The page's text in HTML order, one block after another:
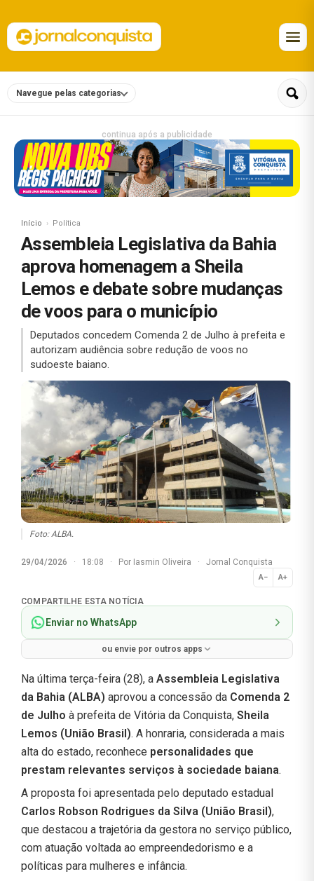
Navegue pelas categorias
continua após a publicidade
Início Política
Assembleia Legislativa da Bahia
aprova homenagem a Sheila
Lemos e debate sobre mudanças
de voos para o município
Deputados concedem Comenda 2 de Julho à prefeita e
autorizam audiência sobre redução de voos no
sudoeste baiano.
Foto: ALBA.
29/04/2026 · 18:08 · Por Iasmin Oliveira · Jornal Conquista
A− A+
Normal
COMPARTILHE ESTA NOTÍCIA
Enviar no WhatsApp
ou envie por outros apps
Na última terça-feira (28), a Assembleia Legislativa
da Bahia (ALBA) aprovou a concessão da Comenda 2
de Julho à prefeita de Vitória da Conquista, Sheila
Lemos (União Brasil). A honraria, considerada a mais
alta do estado, reconhece personalidades que
prestam relevantes serviços à sociedade baiana.
A proposta foi apresentada pelo deputado estadual
Carlos Robson Rodrigues da Silva (União Brasil),
que destacou a trajetória da gestora no serviço público,
com atuação voltada ao empreendedorismo e a
políticas para mulheres e infância.